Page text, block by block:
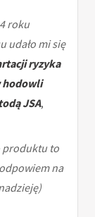
roku
udało mi się
ryzyka
hodowli
JSA,
produktu to
na